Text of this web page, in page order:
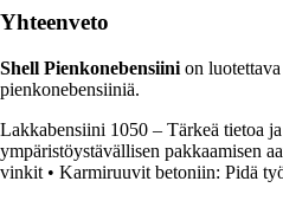
Yhteenveto
Shell Pienkonebensiini on
pienkonebensiiniä.
Lakkabensiini 1050 – Tärkeä tietoa
ympäristöystävällisen pakkaamisen
vinkit • Karmiruuvit betoniin: Pidä